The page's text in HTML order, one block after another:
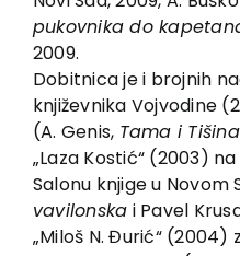
pukovnika do
2009.
Dobitnica je i brojnih
književnika Vojvodine
(A. Genis, Tama i Tišina
„Laza Kostić“ (2003)
Salonu knjige u Novom
vavilonska i Pavel
„Miloš N. Đurić“ (2004)